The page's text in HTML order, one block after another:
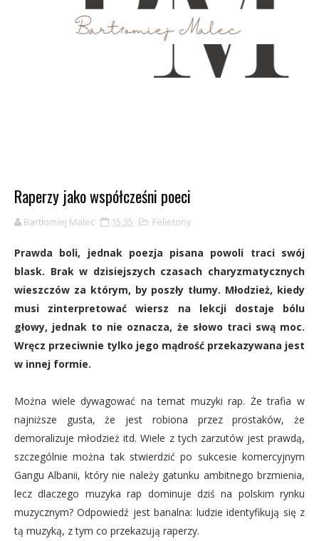
Raperzy jako współcześni poeci
Bartłomiej Malec 15:35 Felietony
Prawda boli, jednak poezja pisana powoli traci swój
blask. Brak w dzisiejszych czasach charyzmatycznych
wieszczów za którym, by poszły tłumy. Młodzież, kiedy
musi zinterpretować wiersz na lekcji dostaje bólu
głowy, jednak to nie oznacza, że słowo traci swą moc.
Wręcz przeciwnie tylko jego mądrość przekazywana jest
w innej formie.
Można wiele dywagować na temat muzyki rap. Że trafia w
najniższe gusta, że jest robiona przez prostaków, że
demoralizuje młodzież itd. Wiele z tych zarzutów jest prawdą,
szczególnie można tak stwierdzić po sukcesie komercyjnym
Gangu Albanii, który nie należy gatunku ambitnego brzmienia,
lecz dlaczego muzyka rap dominuje dziś na polskim rynku
muzycznym? Odpowiedź jest banalna: ludzie identyfikują się z
tą muzyką, z tym co przekazują raperzy.